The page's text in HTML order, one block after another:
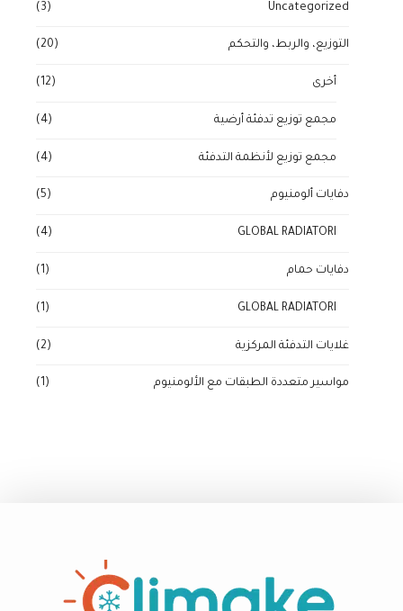
Uncategorized
(3)
التوزيع، والربط، والتحكم (20)
أخرى (12)
مجمع توزيع تدفئة أرضية (4)
مجمع توزيع لأنظمة التدفئة (4)
دفايات ألومنيوم (5)
GLOBAL RADIATORI
(4)
دفايات حمام (1)
GLOBAL RADIATORI
(1)
غلايات التدفئة المركزية (2)
مواسير متعددة الطبقات مع الألومنيوم (1)